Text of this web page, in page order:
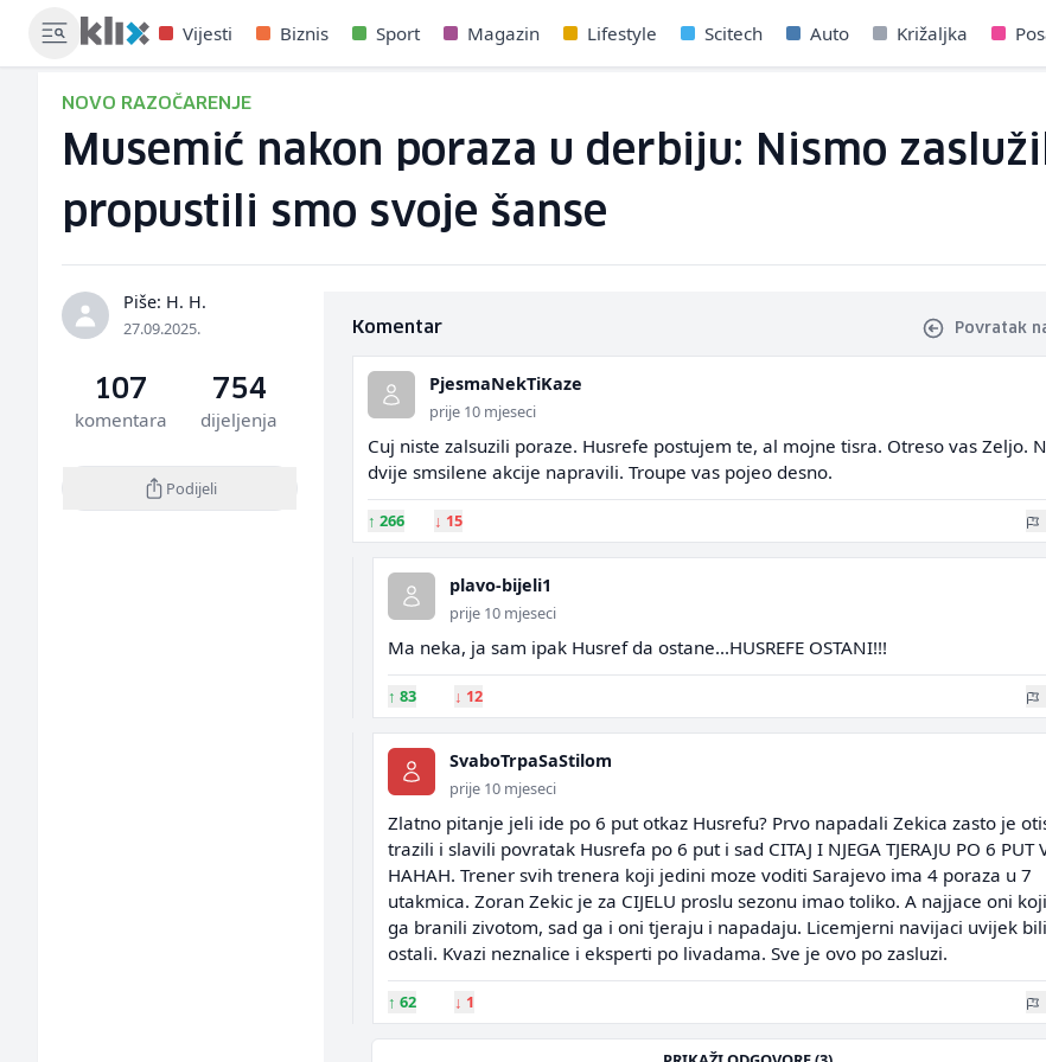
Vijesti Biznis Sport Magazin Lifestyle Scitech Auto Križaljka
NOVO RAZOČARENJE
Musemić nakon poraza u derbiju: Nismo
propustili smo svoje šanse
Piše: H. H.
27.09.2025.
107
komentara
754
dijeljenja
Podijeli
Komentar Povratak
PjesmaNekTiKaze
prije 10 mjeseci
Cuj niste zalsuzili poraze. Husrefe postujem te, al mojne tisra. Otreso vas Zeljo.
dvije smsilene akcije napravili. Troupe vas pojeo desno.
↑ 266 ↓ 15
plavo-bijeli1
prije 10 mjeseci
Ma neka, ja sam ipak Husref da ostane...HUSREFE OSTANI!!!
↑ 83 ↓ 12
SvaboTrpaSaStilom
prije 10 mjeseci
Zlatno pitanje jeli ide po 6 put otkaz Husrefu? Prvo napadali Zekica zasto je
trazili i slavili povratak Husrefa po 6 put i sad CITAJ I NJEGA TJERAJU PO 6 PUT
HAHAH. Trener svih trenera koji jedini moze voditi Sarajevo ima 4 poraza u 7
utakmica. Zoran Zekic je za CIJELU proslu sezonu imao toliko. A najjace oni
ga branili zivotom, sad ga i oni tjeraju i napadaju. Licemjerni navijaci uvijek
ostali. Kvazi neznalice i eksperti po livadama. Sve je ovo po zasluzi.
↑ 62 ↓ 1